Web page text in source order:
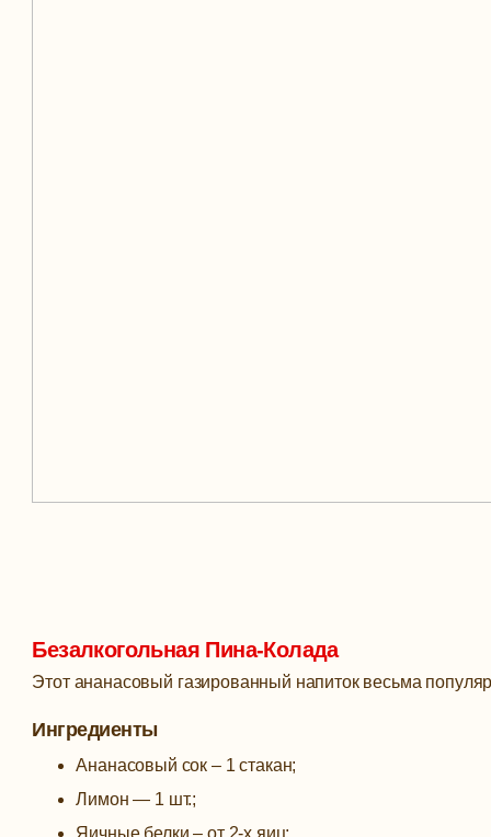
Безалкогольная Пина-Колада
Этот ананасовый газированный напиток весьма
Ингредиенты
Ананасовый сок – 1 стакан;
Лимон — 1 шт.;